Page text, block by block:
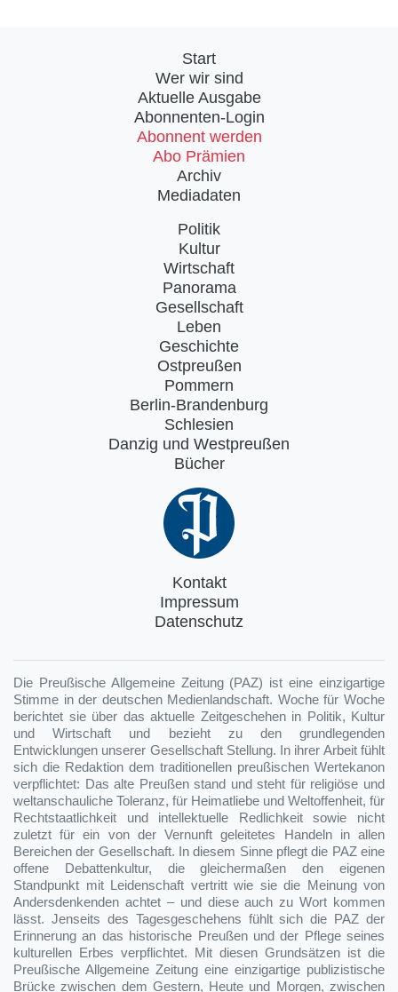
Start
Wer wir sind
Aktuelle Ausgabe
Abonnenten-Login
Abonnent werden
Abo Prämien
Archiv
Mediadaten
Politik
Kultur
Wirtschaft
Panorama
Gesellschaft
Leben
Geschichte
Ostpreußen
Pommern
Berlin-Brandenburg
Schlesien
Danzig und Westpreußen
Bücher
Kontakt
Impressum
Datenschutz
Die Preußische Allgemeine Zeitung (PAZ) ist eine einzigartige
Stimme in der deutschen Medienlandschaft. Woche für Woche
berichtet sie über das aktuelle Zeitgeschehen in Politik, Kultur
und Wirtschaft und bezieht zu den grundlegenden
Entwicklungen unserer Gesellschaft Stellung. In ihrer Arbeit fühlt
sich die Redaktion dem traditionellen preußischen Wertekanon
verpflichtet: Das alte Preußen stand und steht für religiöse und
weltanschauliche Toleranz, für Heimatliebe und Weltoffenheit, für
Rechtstaatlichkeit und intellektuelle Redlichkeit sowie nicht
zuletzt für ein von der Vernunft geleitetes Handeln in allen
Bereichen der Gesellschaft. In diesem Sinne pflegt die PAZ eine
offene Debattenkultur, die gleichermaßen den eigenen
Standpunkt mit Leidenschaft vertritt wie sie die Meinung von
Andersdenkenden achtet – und diese auch zu Wort kommen
lässt. Jenseits des Tagesgeschehens fühlt sich die PAZ der
Erinnerung an das historische Preußen und der Pflege seines
kulturellen Erbes verpflichtet. Mit diesen Grundsätzen ist die
Preußische Allgemeine Zeitung eine einzigartige publizistische
Brücke zwischen dem Gestern, Heute und Morgen, zwischen